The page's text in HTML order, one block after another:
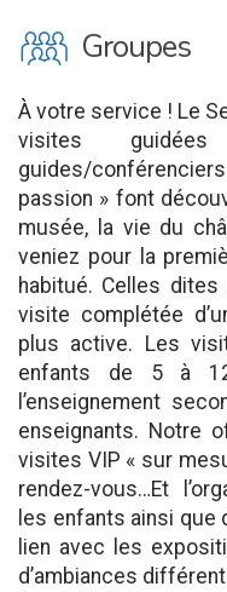
O Groupes
À votre service ! Le
visites
guides/
passion » font
musée, la vie du
veniez pour la
habitué. Celles dites
visite complétée
plus active. Les
enfants de 5 à
l’enseignement
enseignants. Notre
visites VIP « sur
rendez-vous…Et
les enfants ainsi
lien avec les
d’ambiances